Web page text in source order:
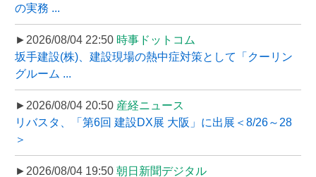
の実務 ...
►2026/08/04 22:50 時事ドットコム
坂手建設(株)、建設現場の熱中症対策として「クーリン
グルーム ...
►2026/08/04 20:50 産経ニュース
リバスタ、「第6回 建設DX展 大阪」に出展＜8/26～28
＞
►2026/08/04 19:50 朝日新聞デジタル